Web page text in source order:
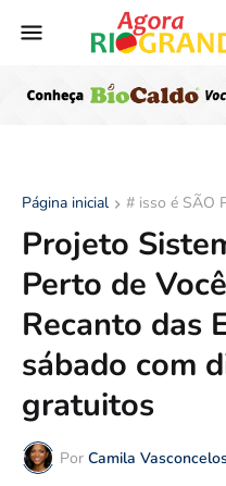
Página inicial # isso é SÃO
Projeto
Perto de
Recanto das
sábado com
gratuitos
Por Camila